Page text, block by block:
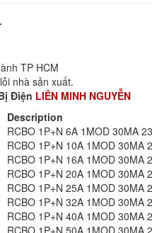
TP HCM
nhà sản xuất.
Điện LIÊN MINH NGUYỄN
Description
RCBO 1P+N 6A 1MOD 30MA
RCBO 1P+N 10A 1MOD 30MA
RCBO 1P+N 16A 1MOD 30MA
RCBO 1P+N 20A 1MOD 30MA
RCBO 1P+N 25A 1MOD 30MA
RCBO 1P+N 32A 1MOD 30MA
RCBO 1P+N 40A 1MOD 30MA
RCBO 1P+N 50A 1MOD 30MA